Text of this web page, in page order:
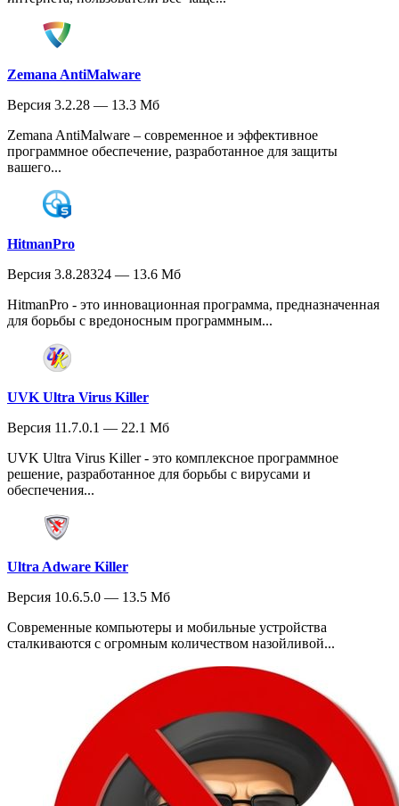
Zemana AntiMalware
Версия 3.2.28 — 13.3 Мб
Zemana AntiMalware – современное и эффективное
программное обеспечение, разработанное для защиты
вашего...
HitmanPro
Версия 3.8.28324 — 13.6 Мб
HitmanPro - это инновационная программа, предназначенная
для борьбы с вредоносным программным...
UVK Ultra Virus Killer
Версия 11.7.0.1 — 22.1 Мб
UVK Ultra Virus Killer - это комплексное программное
решение, разработанное для борьбы с вирусами и
обеспечения...
Ultra Adware Killer
Версия 10.6.5.0 — 13.5 Мб
Современные компьютеры и мобильные устройства
сталкиваются с огромным количеством назойливой...